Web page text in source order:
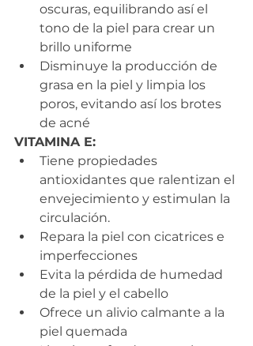
oscuras, equilibrando así el
tono de la piel para crear un
brillo uniforme
Disminuye la producción de
grasa en la piel y limpia los
poros, evitando así los brotes
de acné
VITAMINA E:
Tiene propiedades
antioxidantes que ralentizan el
envejecimiento y estimulan la
circulación.
Repara la piel con cicatrices e
imperfecciones
Evita la pérdida de humedad
de la piel y el cabello
Ofrece un alivio calmante a la
piel quemada